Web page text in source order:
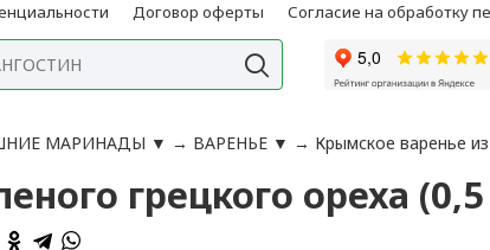
Договор оферты Согласие на обработку
МАРИНАДЫ ▼ → ВАРЕНЬЕ ▼ → Крымское варенье
грецкого ореха